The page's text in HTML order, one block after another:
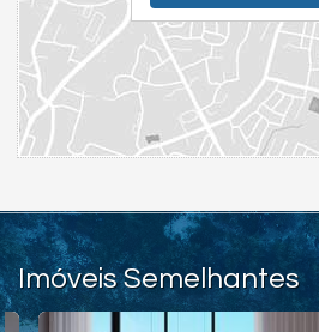
Imóveis Semelhantes